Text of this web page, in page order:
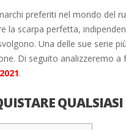
preferiti nel mondo del
la scarpa perfetta,
Una delle sue serie
Di seguito analizzeremo
.